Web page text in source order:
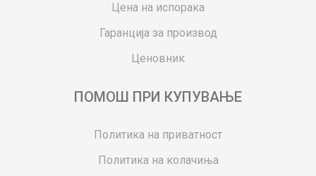
Цена на испорака
Гаранција за производ
Ценовник
ПОМОШ ПРИ КУПУВАЊЕ
Политика на приватност
Политика на колачиња